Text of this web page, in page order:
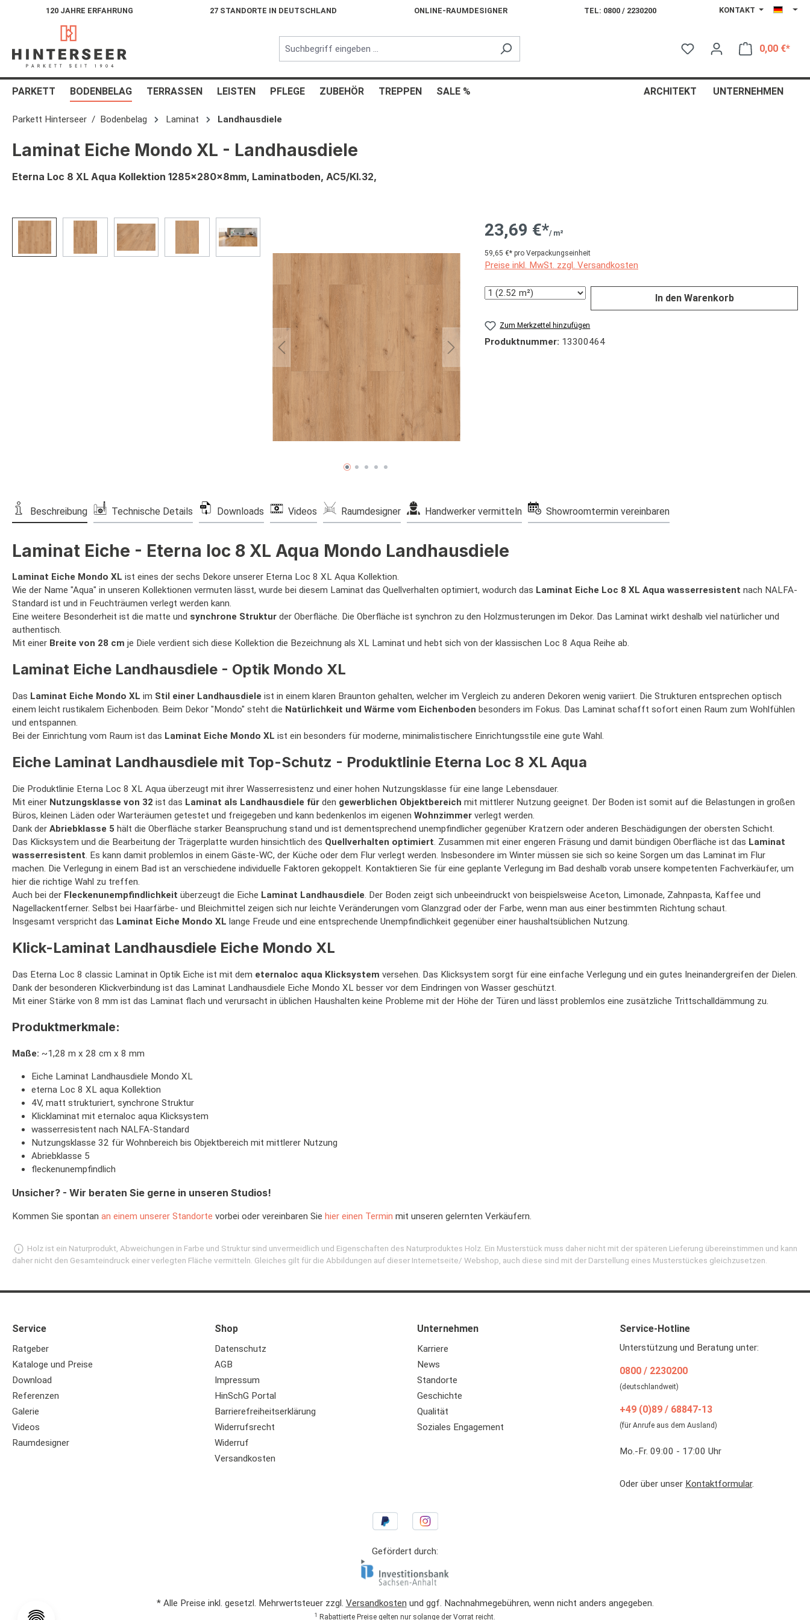
Zur Hauptnavigation springen
120 JAHRE ERFAHRUNG 27 STANDORTE IN DEUTSCHLAND ONLINE-RAUMDESIGNER TEL: 0800 / 2230200 KONTAKT
0,00 €*
PARKETT BODENBELAG TERRASSEN LEISTEN PFLEGE ZUBEHÖR TREPPEN SALE % ARCHITEKT UNTERNEHMEN
Parkett Hinterseer Bodenbelag Laminat Landhausdiele
Laminat Eiche Mondo XL - Landhausdiele
Eterna Loc 8 XL Aqua Kollektion 1285x280x8mm, Laminatboden, AC5/Kl.32,
Bildergalerie überspringen 23,69 €*/ m²
59,65 €* pro Verpackungseinheit
Preise inkl. MwSt. zzgl. Versandkosten
Anzahl In den Warenkorb
Zum Merkzettel hinzufügen
Produktnummer: 13300464
Beschreibung Technische Details Downloads Videos Raumdesigner Handwerker vermitteln Showroomtermin vereinbaren
Laminat Eiche - Eterna loc 8 XL Aqua Mondo Landhausdiele
Laminat Eiche Mondo XL ist eines der sechs Dekore unserer Eterna Loc 8 XL Aqua Kollektion.
Wie der Name "Aqua" in unseren Kollektionen vermuten lässt, wurde bei diesem Laminat das Quellverhalten optimiert, wodurch das Laminat Eiche Loc 8 XL Aqua wasserresistent nach NALFA-
Standard ist und in Feuchträumen verlegt werden kann.
Eine weitere Besonderheit ist die matte und synchrone Struktur der Oberfläche. Die Oberfläche ist synchron zu den Holzmusterungen im Dekor. Das Laminat wirkt deshalb viel natürlicher und
authentisch.
Mit einer Breite von 28 cm je Diele verdient sich diese Kollektion die Bezeichnung als XL Laminat und hebt sich von der klassischen Loc 8 Aqua Reihe ab.
Laminat Eiche Landhausdiele - Optik Mondo XL
Das Laminat Eiche Mondo XL im Stil einer Landhausdiele ist in einem klaren Braunton gehalten, welcher im Vergleich zu anderen Dekoren wenig variiert. Die Strukturen entsprechen optisch
einem leicht rustikalem Eichenboden. Beim Dekor "Mondo" steht die Natürlichkeit und Wärme vom Eichenboden besonders im Fokus. Das Laminat schafft sofort einen Raum zum Wohlfühlen
und entspannen.
Bei der Einrichtung vom Raum ist das Laminat Eiche Mondo XL ist ein besonders für moderne, minimalistischere Einrichtungsstile eine gute Wahl.
Eiche Laminat Landhausdiele mit Top-Schutz - Produktlinie Eterna Loc 8 XL Aqua
Die Produktlinie Eterna Loc 8 XL Aqua überzeugt mit ihrer Wasserresistenz und einer hohen Nutzungsklasse für eine lange Lebensdauer.
Mit einer Nutzungsklasse von 32 ist das Laminat als Landhausdiele für den gewerblichen Objektbereich mit mittlerer Nutzung geeignet. Der Boden ist somit auf die Belastungen in großen
Büros, kleinen Läden oder Warteräumen getestet und freigegeben und kann bedenkenlos im eigenen Wohnzimmer verlegt werden.
Dank der Abriebklasse 5 hält die Oberfläche starker Beanspruchung stand und ist dementsprechend unempfindlicher gegenüber Kratzern oder anderen Beschädigungen der obersten Schicht.
Das Klicksystem und die Bearbeitung der Trägerplatte wurden hinsichtlich des Quellverhalten optimiert. Zusammen mit einer engeren Fräsung und damit bündigen Oberfläche ist das Laminat
wasserresistent. Es kann damit problemlos in einem Gäste-WC, der Küche oder dem Flur verlegt werden. Insbesondere im Winter müssen sie sich so keine Sorgen um das Laminat im Flur
machen. Die Verlegung in einem Bad ist an verschiedene individuelle Faktoren gekoppelt. Kontaktieren Sie für eine geplante Verlegung im Bad deshalb vorab unsere kompetenten Fachverkäufer, um
hier die richtige Wahl zu treffen.
Auch bei der Fleckenunempfindlichkeit überzeugt die Eiche Laminat Landhausdiele. Der Boden zeigt sich unbeeindruckt von beispielsweise Aceton, Limonade, Zahnpasta, Kaffee und
Nagellackentferner. Selbst bei Haarfärbe- und Bleichmittel zeigen sich nur leichte Veränderungen vom Glanzgrad oder der Farbe, wenn man aus einer bestimmten Richtung schaut.
Insgesamt verspricht das Laminat Eiche Mondo XL lange Freude und eine entsprechende Unempfindlichkeit gegenüber einer haushaltsüblichen Nutzung.
Klick-Laminat Landhausdiele Eiche Mondo XL
Das Eterna Loc 8 classic Laminat in Optik Eiche ist mit dem eternaloc aqua Klicksystem versehen. Das Klicksystem sorgt für eine einfache Verlegung und ein gutes Ineinandergreifen der Dielen.
Dank der besonderen Klickverbindung ist das Laminat Landhausdiele Eiche Mondo XL besser vor dem Eindringen von Wasser geschützt.
Mit einer Stärke von 8 mm ist das Laminat flach und verursacht in üblichen Haushalten keine Probleme mit der Höhe der Türen und lässt problemlos eine zusätzliche Trittschalldämmung zu.
Produktmerkmale:
Maße: ~1,28 m x 28 cm x 8 mm
Eiche Laminat Landhausdiele Mondo XL
eterna Loc 8 XL aqua Kollektion
4V, matt strukturiert, synchrone Struktur
Klicklaminat mit eternaloc aqua Klicksystem
wasserresistent nach NALFA-Standard
Nutzungsklasse 32 für Wohnbereich bis Objektbereich mit mittlerer Nutzung
Abriebklasse 5
fleckenunempfindlich
Unsicher? - Wir beraten Sie gerne in unseren Studios!
Kommen Sie spontan an einem unserer Standorte vorbei oder vereinbaren Sie hier einen Termin mit unseren gelernten Verkäufern.
Holz ist ein Naturprodukt, Abweichungen in Farbe und Struktur sind unvermeidlich und Eigenschaften des Naturproduktes Holz. Ein Musterstück muss daher nicht mit der späteren Lieferung übereinstimmen und kann
daher nicht den Gesamteindruck einer verlegten Fläche vermitteln. Gleiches gilt für die Abbildungen auf dieser Internetseite/ Webshop, auch diese sind mit der Darstellung eines Musterstückes gleichzusetzen.
Service
Ratgeber
Kataloge und Preise
Download
Referenzen
Galerie
Videos
Raumdesigner
Shop
Datenschutz
AGB
Impressum
HinSchG Portal
Barrierefreiheitserklärung
Widerrufsrecht
Widerruf
Versandkosten
Unternehmen
Karriere
News
Standorte
Geschichte
Qualität
Soziales Engagement
Service-Hotline
Unterstützung und Beratung unter:
0800 / 2230200
(deutschlandweit)
+49 (0)89 / 68847-13
(für Anrufe aus dem Ausland)
Mo.-Fr. 09:00 - 17:00 Uhr
Oder über unser Kontaktformular.
Gefördert durch:
* Alle Preise inkl. gesetzl. Mehrwertsteuer zzgl. Versandkosten und ggf. Nachnahmegebühren, wenn nicht anders angegeben.
1 Rabattierte Preise gelten nur solange der Vorrat reicht.